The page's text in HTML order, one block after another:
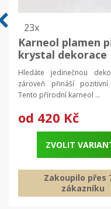
23x
Karneol plamen
krystal dekorace
krystal, dekorace
Hledáte jedinečnou
zároveň přináší
Tento přírodní karneol ...
od 420 Kč
ZVOLIT
Zakoupilo přes
zákazníku